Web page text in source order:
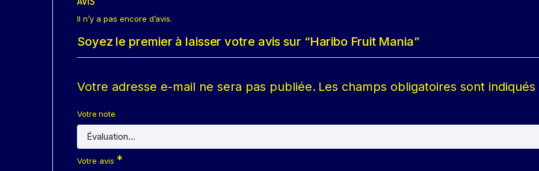
Il n’y a pas encore d’avis.
Soyez le premier à laisser votre avis sur “Haribo Fruit Mania”
Votre adresse e-mail ne sera pas publiée. Les champs obligatoires sont indiqués
Votre note
Votre avis *